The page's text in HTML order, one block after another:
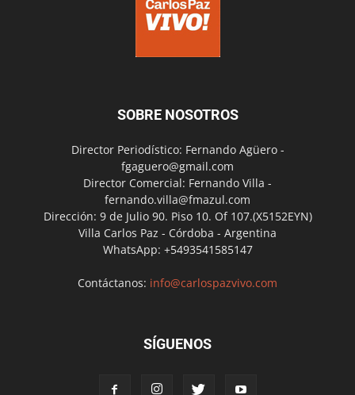
SOBRE NOSOTROS
Director Periodístico: Fernando Agüero -
fgaguero@gmail.com
Director Comercial: Fernando Villa -
fernando.villa@fmazul.com
Dirección: 9 de Julio 90. Piso 10. Of 107.(X5152EYN)
Villa Carlos Paz - Córdoba - Argentina
WhatsApp: +5493541585147
Contáctanos: info@carlospazvivo.com
SÍGUENOS